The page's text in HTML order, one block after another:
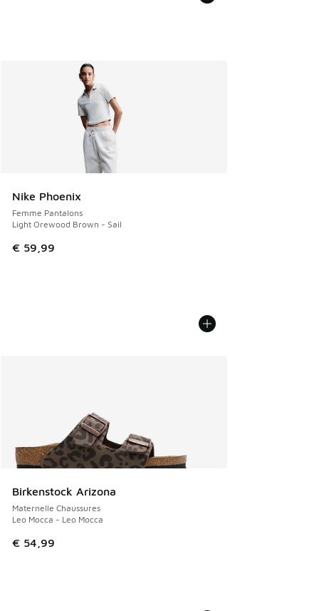
Nike Phoenix
Femme Pantalons
Light Orewood Brown - Sail
€ 59,99
Birkenstock Arizona
Maternelle Chaussures
Leo Mocca - Leo Mocca
€ 54,99